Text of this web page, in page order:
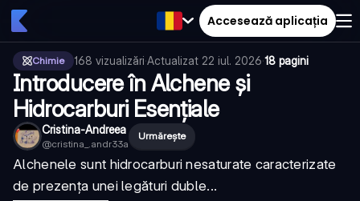
Accesează aplicația
Chimie 168 vizualizări·Actualizat 22 iul. 2026·18 pagini
Introducere în Alchene și
Hidrocarburi Esențiale
Cristina-Andreea
@cristina_.andr33a
Urmărește
Alchenele sunt hidrocarburi nesaturate caracterizate
de prezența unei legături duble...